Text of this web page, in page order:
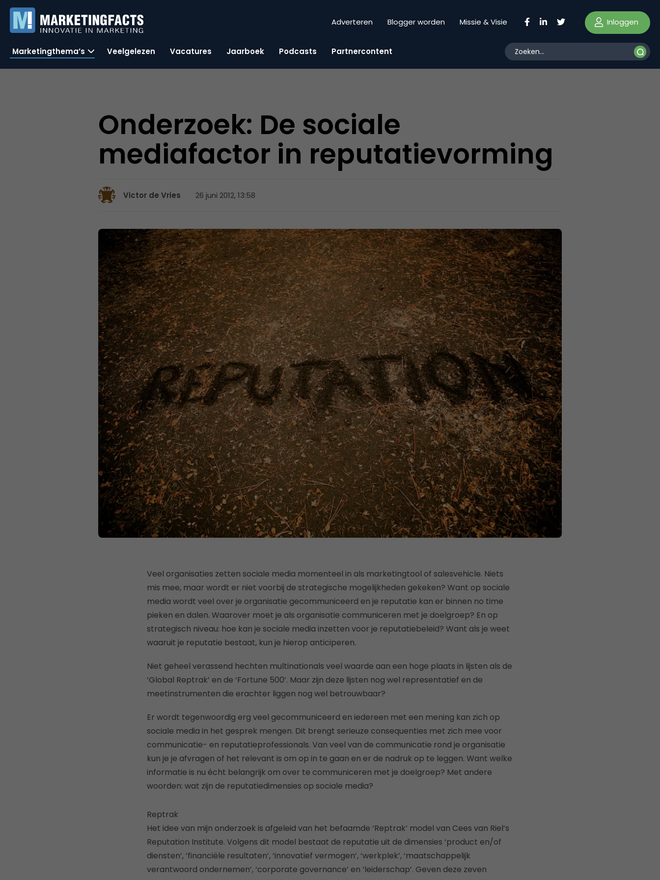
Adverteren Blogger worden Missie & Visie Inloggen
Marketingthema’s Veelgelezen Vacatures Jaarboek Podcasts Partnercontent
Onderzoek: De sociale
mediafactor in reputatievorming
Victor de Vries 26 juni 2012, 13:58
Veel organisaties zetten sociale media momenteel in als marketingtool of salesvehicle. Niets
mis mee, maar wordt er niet voorbij de strategische mogelijkheden gekeken? Want op sociale
media wordt veel over je organisatie gecommuniceerd en je reputatie kan er binnen no time
pieken en dalen. Waarover moet je als organisatie communiceren met je doelgroep? En op
strategisch niveau: hoe kan je sociale media inzetten voor je reputatiebeleid? Want als je weet
waaruit je reputatie bestaat, kun je hierop anticiperen.
Niet geheel verassend hechten multinationals veel waarde aan een hoge plaats in lijsten als de
‘Global Reptrak’ en de ‘Fortune 500’. Maar zijn deze lijsten nog wel representatief en de
meetinstrumenten die erachter liggen nog wel betrouwbaar?
Er wordt tegenwoordig erg veel gecommuniceerd en iedereen met een mening kan zich op
sociale media in het gesprek mengen. Dit brengt serieuze consequenties met zich mee voor
communicatie- en reputatieprofessionals. Van veel van de communicatie rond je organisatie
kun je je afvragen of het relevant is om op in te gaan en er de nadruk op te leggen. Want welke
informatie is nu écht belangrijk om over te communiceren met je doelgroep? Met andere
woorden: wat zijn de reputatiedimensies op sociale media?
Reptrak
Het idee van mijn onderzoek is afgeleid van het befaamde ‘Reptrak’ model van Cees van Riel’s
Reputation Institute. Volgens dit model bestaat de reputatie uit de dimensies ‘product en/of
diensten’, ‘financiële resultaten’, ‘innovatief vermogen’, ‘werkplek’, ‘maatschappelijk
verantwoord ondernemen’, ‘corporate governance’ en ‘leiderschap’. Geven deze zeven